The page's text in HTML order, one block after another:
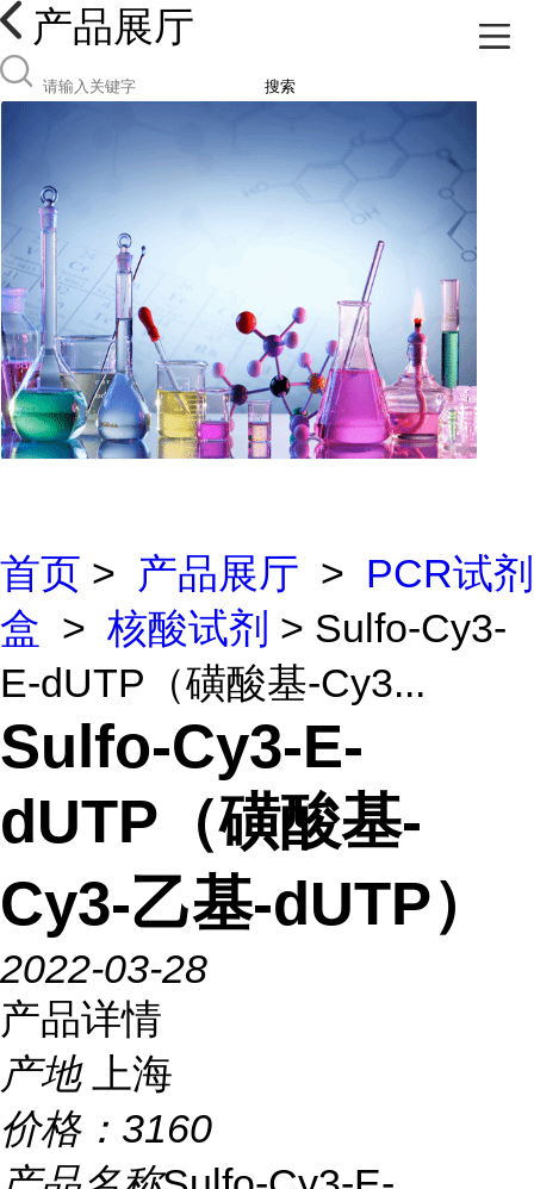
产品展厅
搜索
首页 > 产品展厅 > PCR试剂
盒 > 核酸试剂 > Sulfo-Cy3-
E-dUTP（磺酸基-Cy3...
Sulfo-Cy3-E-
dUTP（磺酸基-
Cy3-乙基-dUTP）
2022-03-28
产品详情
产地
上海
价格： 3160